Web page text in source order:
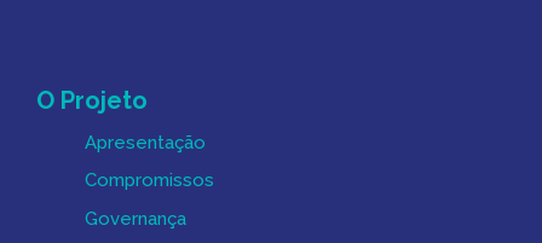
Mapa do Site
O Projeto
Apresentação
Compromissos
Governança